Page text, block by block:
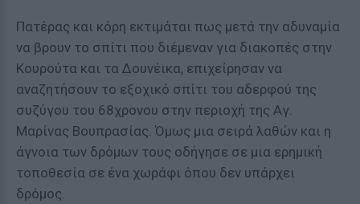
Πατέρας και κόρη εκτιμάται πως μετά την αδυναμία
να βρουν το σπίτι που διέμεναν για διακοπές στην
Κουρούτα και τα Δουνέικα, επιχείρησαν να
αναζητήσουν το εξοχικό σπίτι του αδερφού της
συζύγου του 68χρονου στην περιοχή της Αγ.
Μαρίνας Βουπρασίας. Όμως μια σειρά λαθών και η
άγνοια των δρόμων τους οδήγησε σε μια ερημική
τοποθεσία σε ένα χωράφι όπου δεν υπάρχει
δρόμος.